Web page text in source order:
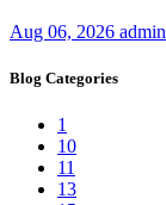
Aug 06, 2026 admin
Blog Categories
1
10
11
13